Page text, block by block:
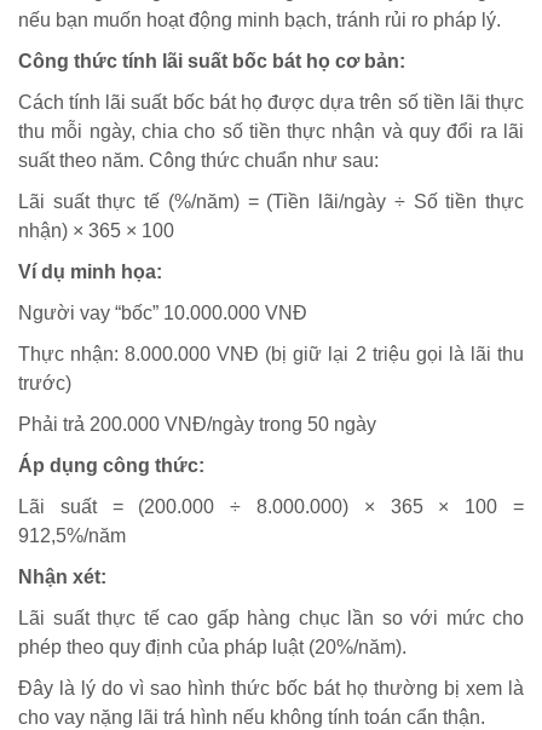
nếu bạn muốn hoạt động minh bạch, tránh rủi ro pháp lý.
Công thức tính lãi suất bốc bát họ cơ bản:
Cách tính lãi suất bốc bát họ được dựa trên số tiền lãi thực
thu mỗi ngày, chia cho số tiền thực nhận và quy đổi ra lãi
suất theo năm. Công thức chuẩn như sau:
Lãi suất thực tế (%/năm) = (Tiền lãi/ngày ÷ Số tiền thực
nhận) × 365 × 100
Ví dụ minh họa:
Người vay “bốc” 10.000.000 VNĐ
Thực nhận: 8.000.000 VNĐ (bị giữ lại 2 triệu gọi là lãi thu
trước)
Phải trả 200.000 VNĐ/ngày trong 50 ngày
Áp dụng công thức:
Lãi suất = (200.000 ÷ 8.000.000) × 365 × 100 =
912,5%/năm
Nhận xét:
Lãi suất thực tế cao gấp hàng chục lần so với mức cho
phép theo quy định của pháp luật (20%/năm).
Đây là lý do vì sao hình thức bốc bát họ thường bị xem là
cho vay nặng lãi trá hình nếu không tính toán cẩn thận.